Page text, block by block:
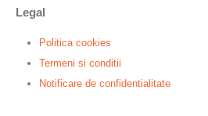
Legal
Politica cookies
Termeni si conditii
Notificare de confidentialitate